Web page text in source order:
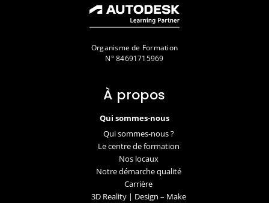
Organisme de Formation
N° 84691715969
À propos
Qui sommes-nous
Qui sommes-nous ?
Le centre de formation
Nos locaux
Notre démarche qualité
Carrière
3D Reality | Design – Make